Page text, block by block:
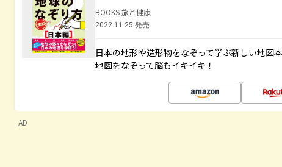
BOOKS 旅と健康
2022.11.25 発売
日本の地形や造形物をなぞって学ぶ新しい地図
地図をなぞって脳もイキイキ！
AD